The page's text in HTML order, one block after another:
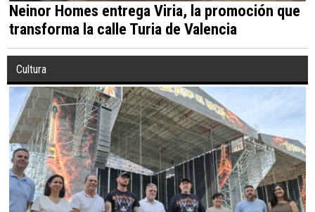
Neinor Homes entrega Viria, la promoción que
transforma la calle Turia de Valencia
Cultura